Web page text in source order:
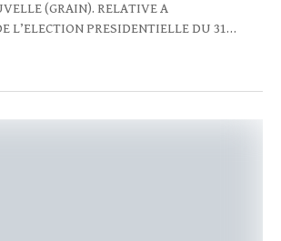
(GRAIN). RELATIVE A
L’ELECTION PRESIDENTIELLE DU 31